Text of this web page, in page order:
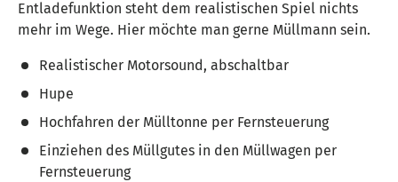
Entladefunktion steht dem realistischen Spiel nichts
mehr im Wege. Hier möchte man gerne Müllmann sein.
Realistischer Motorsound, abschaltbar
Hupe
Hochfahren der Mülltonne per Fernsteuerung
Einziehen des Müllgutes in den Müllwagen per
Fernsteuerung